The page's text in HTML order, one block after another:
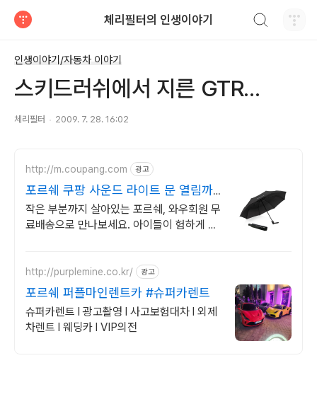
체리필터의 인생이야기
인생이야기/자동차 이야기
스키드러쉬에서 지른 GTR...
체리필터 2009. 7. 28. 16:02
http://m.coupang.com 광고
포르쉐 쿠팡 사운드 라이트 문 열림까
지
작은 부분까지 살아있는 포르쉐, 와우회원 무
료배송으로 만나보세요. 아이들이 험하게 다
http://purplemine.co.kr/ 광고
포르쉐 퍼플마인렌트카 #슈퍼카렌트
슈퍼카렌트 l 광고촬영 l 사고보험대차 l 외제
차렌트 l 웨딩카 l VIP의전